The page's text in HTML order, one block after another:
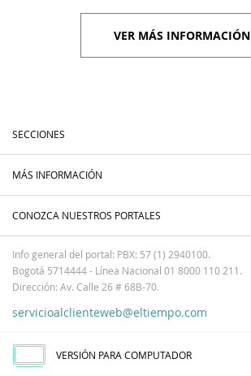
VER MÁS INFORMACIÓN
SECCIONES
MÁS INFORMACIÓN
CONOZCA NUESTROS PORTALES
Info general del portal: PBX: 57 (1) 2940100.
Bogotá 5714444 - Línea Nacional 01 8000 110 211.
Dirección: Av. Calle 26 # 68B-70.
servicioalclienteweb@eltiempo.com
VERSIÓN PARA COMPUTADOR